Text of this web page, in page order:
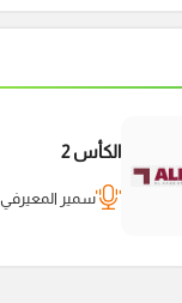
الكأس 2
سمير المعيرفي